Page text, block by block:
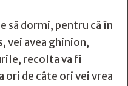
să dormi, pentru că în
vei avea ghinion,
recolta va fi
ori de câte ori vei vrea